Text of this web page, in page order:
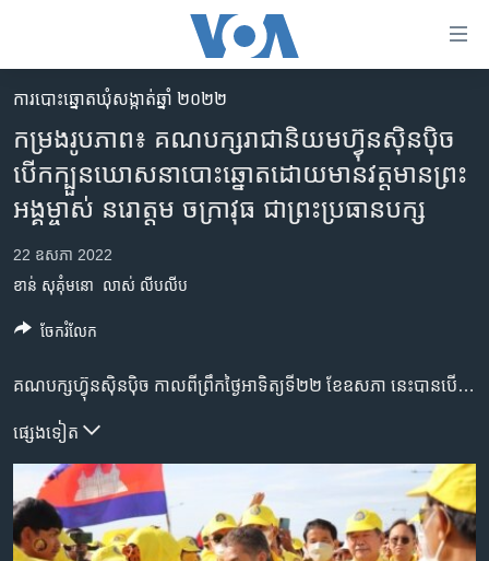
រំលង​
និង​
ចូល​
ទំព័រ​
ព័ត៌មាន​​
ម្តង
និង​
ទៅ​
ទំព័រ​
រចនា
សម្ព័ន្ធ​
រំលង​
អន្តរជាតិ
អាមេរិក
ហេឡូវីអូអេ
ទូរទស្សន៍ / វីដេអូ​
វិទ្យុ / ផតខាសថ៍
កម្មវិធីទាំងអស់
Khmer English
ការបោះឆ្នោតឃុំសង្កាត់ឆ្នាំ ២០២២
កម្រង​រូបភាព៖ គណបក្ស​រាជានិយម​ហ្វ៊ុនស៊ិនប៉ិច​
បើក​ក្បួន​ឃោសនា​បោះឆ្នោត​​ដោយ​មាន​វត្តមាន​ព្រះ
អង្គម្ចាស់ នរោត្តម ចក្រា​វុធ​ ជាព្រះ​ប្រធាន​បក្ស​​​​​​​ ​
22 ឧសភា 2022
ខាន់ សុគុំមនោ
លាស់ លីបលីប
គណបក្សហ្វ៊ុនស៊ិន​ប៉ិច​ កាលពី​ព្រឹក​ថ្ងៃអាទិត្យ​ទី២២ ខែឧសភា​ នេះ​បាន​បើកក្បួន​ឃោសនា​គណបក្ស​របស់​ខ្លួន​ ដោយ​មាន​អ្នក​ចូលរួម​គាំទ្រ​ប្រមាណជាង​៣០០នាក់​ជួបជុំគ្នា​នៅ​សង្កាត់​ព្រែកហូរក្រុង​តាខ្មៅ​ ក្នុង​ខេត្តកណ្តាល។​ ព្រះអង្គម្ចាស់ នរោត្តម ចក្រា​វុធ​ ជា​ព្រះ​ប្រធានបក្ស បាន​ថ្លែង​បើកយុទ្ធនាការ​ឃោសនា​នេះដោយខ្លី​ ដោយ​អំពាវនាវឲ្យអ្នក​គាំទ្រ​ព្រះ​អង្គទៅ​បោះ​ឆ្នោត។ គណបក្ស​នេះ​ចូលប្រឡូក​ក្នុងនយោបាយ​កម្ពុជាជាង​៤០ឆ្នាំ ហើយបច្ចុប្បន្នគណបក្ស​នេះ​បាន​ចុះ​ឈ្មោះ​បេក្ខជន​ឈរឈ្មោះ​របស់​ខ្លួននៅ​ឃុំសង្កាត់​ចំនួន​ ៦៨០​។ កាលពី​ការបោះឆ្នោតឃុំ​សង្កាត់​អាណត្តិ​មុន នៅ​ឆ្នាំ២០១៧ គណបក្សនេះ​ពុំ​ឈ្នះបាន​កៅអីមេឃុំ​ឬចៅសង្កាត់​ទេ​ ប៉ុន្តែ​ទទួល​បាន​កៅ​អី​ក្រុម​ប្រឹក្សា​ឃុំ​សង្កាត់​ចំនួន​ ២៨អាសនៈ ក្នុង​ចំណោម ១១ ៥៧២ អាសនៈ​ទូទាំងប្រទេស៕
ផ្សេង​ទៀត
ចែករំលែក